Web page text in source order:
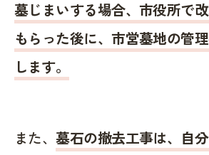
墓じまいする場合、市役所で
もらった後に、市営墓地の管
します。
また、墓石の撤去工事は、自